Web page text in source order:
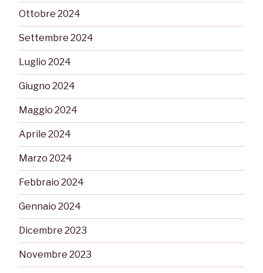
Ottobre 2024
Settembre 2024
Luglio 2024
Giugno 2024
Maggio 2024
Aprile 2024
Marzo 2024
Febbraio 2024
Gennaio 2024
Dicembre 2023
Novembre 2023